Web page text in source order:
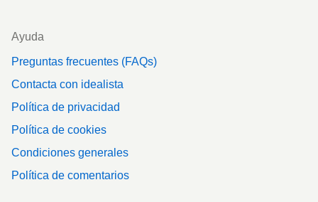
Ayuda
Preguntas frecuentes (FAQs)
Contacta con idealista
Política de privacidad
Política de cookies
Condiciones generales
Política de comentarios